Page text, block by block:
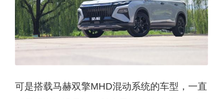
可是搭载马赫双擎MHD混动系统的车型，一直